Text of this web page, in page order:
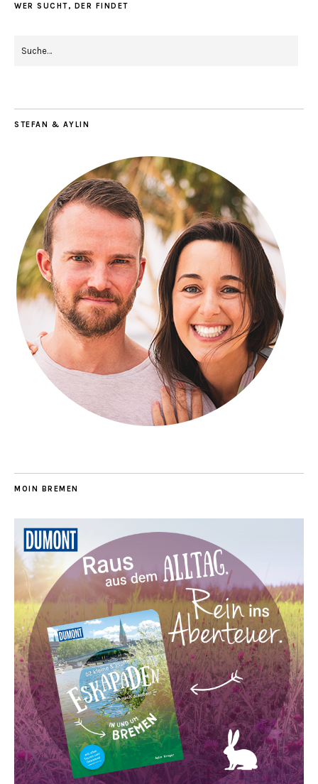
WER SUCHT, DER FINDET
STEFAN & AYLIN
MOIN BREMEN